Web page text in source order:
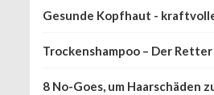
Gesunde Kopfhaut -
Trockenshampoo – Der
8 No-Goes, um Haarschäden